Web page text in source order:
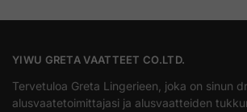
YIWU GRETA VAATTEET CO.LTD.
Tervetuloa Greta Lingerieen, joka on sinun
alusvaatetoimittajasi ja alusvaatteiden